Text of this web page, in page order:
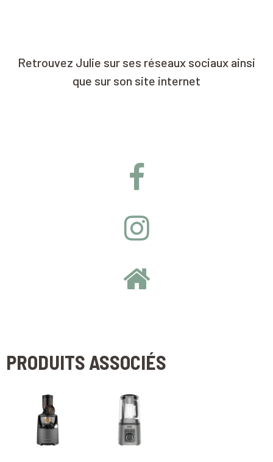
Retrouvez Julie sur ses réseaux sociaux ainsi
que sur son site internet
PRODUITS ASSOCIÉS